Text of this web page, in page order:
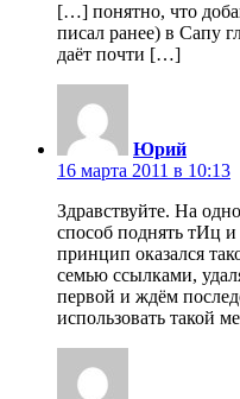
[…] понятно, что
писал ранее) в Сапу
даёт почти […]
Юрий
16 марта 2011 в 10:13
Здравствуйте. На
способ поднять тИц
принцип оказался
семью ссылками,
первой и ждём
использовать такой